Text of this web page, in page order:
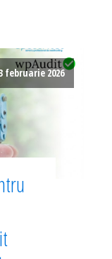
februarie 2026